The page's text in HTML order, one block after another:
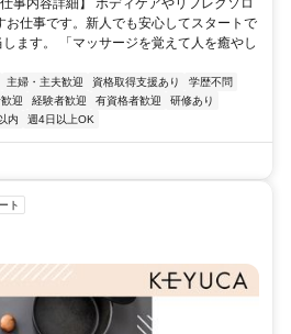
事内容詳細】 ボディケアやリフレクソロ
お仕事です。新人でも安心してスタートで
ます。 「マッサージを覚えて人を癒やし
主婦・主夫歓迎 資格取得支援あり
学歴不問
迎 経験者歓迎 有資格者歓迎
研修あり
内 週4日以上OK
ト